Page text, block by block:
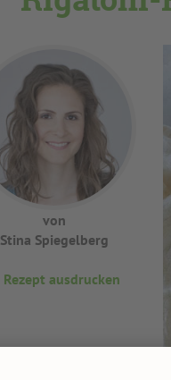
von
Stina Spiegelberg
Rezept ausdrucken